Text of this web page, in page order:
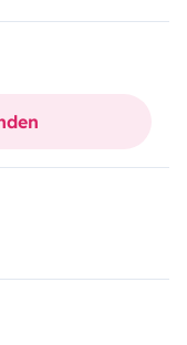
poser là où l'envie
draps,